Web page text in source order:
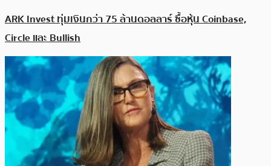
ARK Invest ทุ่มเงินกว่า 75 ล้านดอลลาร์ ซื้อหุ้น Coinbase,
Circle และ Bullish